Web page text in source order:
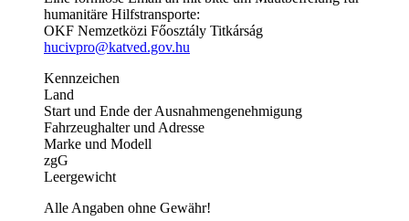
humanitäre Hilfstransporte:
OKF Nemzetközi Főosztály Titkárság
hucivpro@katved.gov.hu
Kennzeichen
Land
Start und Ende der Ausnahmengenehmigung
Fahrzeughalter und Adresse
Marke und Modell
zgG
Leergewicht
Alle Angaben ohne Gewähr!